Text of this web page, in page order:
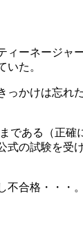
ーネージャ
た。
かけは忘
である（正
の試験を受
合格・・・